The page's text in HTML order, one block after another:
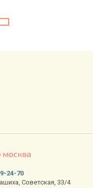
24-70
, Советская, 33/4